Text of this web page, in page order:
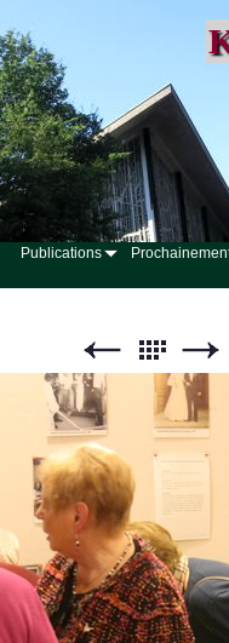
Publications